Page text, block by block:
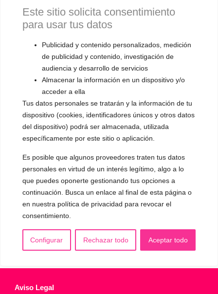
Este sitio solicita consentimiento
para usar tus datos
Publicidad y contenido personalizados, medición
de publicidad y contenido, investigación de
audiencia y desarrollo de servicios
Almacenar la información en un dispositivo y/o
acceder a ella
Tus datos personales se tratarán y la información de tu
dispositivo (cookies, identificadores únicos y otros datos
del dispositivo) podrá ser almacenada, utilizada
específicamente por este sitio o aplicación.
Es posible que algunos proveedores traten tus datos
personales en virtud de un interés legítimo, algo a lo
que puedes oponerte gestionando tus opciones a
continuación. Busca un enlace al final de esta página o
en nuestra política de privacidad para revocar el
consentimiento.
Configurar Rechazar todo Aceptar todo
▪️ Neutralización de la voz
▪️ Dualización de la voz
▪️ Androginización de la voz
OTRAS SESIONES
▪️ Caracterización de la voz
▪️ Voz virilizada por esteroides
▪️ Modificación del acento
🟥 CIRUGÍA: Glotoplastia
CONTACTO Y CITAS
✅Pide tu CITA ONLINE
Email :contacto@femivoz.es
Aviso Legal